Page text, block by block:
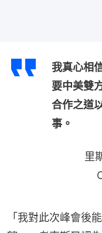
我真心相
要中美雙
合作之道
事。
里
「我對此次峰會後